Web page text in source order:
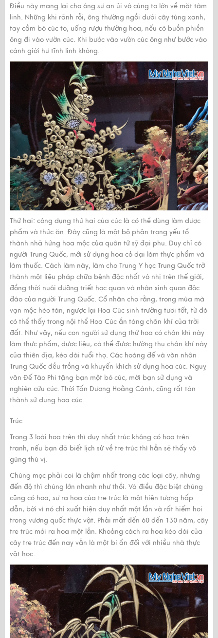
Điều này mang lại cho ông sự an ủi vô cùng to lớn về mặt tâm
linh. Những khi rãnh rỗi, ông thường ngồi dưới cây tùng xanh,
tay cầm bó cúc to, uống rượu thưởng hoa, nếu có buồn phiền
ông đi vào vườn cúc. Khi bước vào vườn cúc ông như bước vào
cảnh giới hư tĩnh linh không.
Thứ hai: công dụng thứ hai của cúc là có thể dùng làm dược
phẩm và thức ăn. Đây cũng là một bộ phận trọng yếu tổ
thành nhã hứng hoa mộc của quân tử sỹ đại phu. Duy chỉ có
người Trung Quốc, mới sử dụng hoa cỏ dại làm thực phẩm và
làm thuốc. Cách làm này, làm cho Trung Y học Trung Quốc trở
thành một liệu pháp chữa bệnh độc nhất vô nhị trên thế giới,
đồng thời nuôi dưỡng triết học quan và nhân sinh quan độc
đáo của người Trung Quốc. Cổ nhân cho rằng, trong mùa mà
vạn mộc héo tàn, ngược lại Hoa Cúc sinh trưởng tươi tốt, từ đó
có thể thấy trong nội thể Hoa Cúc ẩn tàng chân khí của trời
đất. Như vậy, nếu con người sử dụng thứ hoa có chân khì này
làm thực phẩm, dược liệu, có thể được hưởng thụ chân khí này
của thiên địa, kéo dài tuổi thọ. Các hoàng đế và văn nhân
Trung Quốc đều trồng và khuyến khích sử dụng hoa cúc. Nguỵ
văn Đế Tào Phi tặng bạn một bó cúc, mời bạn sử dụng và
nghiên cứu cúc. Thời Tấn Dương Hoằng Cảnh, cũng rất tán
thành sử dụng hoa cúc.
Trúc
Trong 3 loài hoa trên thì duy nhất trúc không có hoa trên
tranh, nếu bạn đã biết lịch sử về tre trúc thì hẳn sẽ thấy vô
gùng thú vị.
Chúng mọc phải coi là chậm nhất trong các loại cây, nhưng
đến độ thì chúng lớn nhanh như thổi. Và điều đặc biệt chúng
cũng có hoa, sự ra hoa của tre trúc là một hiện tượng hấp
dẫn, bởi vì nó chỉ xuất hiện duy nhất một lần và rất hiếm hoi
trong vương quốc thực vật. Phải mất đến 60 đến 130 năm, cây
tre trúc mới ra hoa một lần. Khoảng cách ra hoa kéo dài của
cây tre trúc đến nay vẫn là một bí ẩn đối với nhiều nhà thực
vật học.